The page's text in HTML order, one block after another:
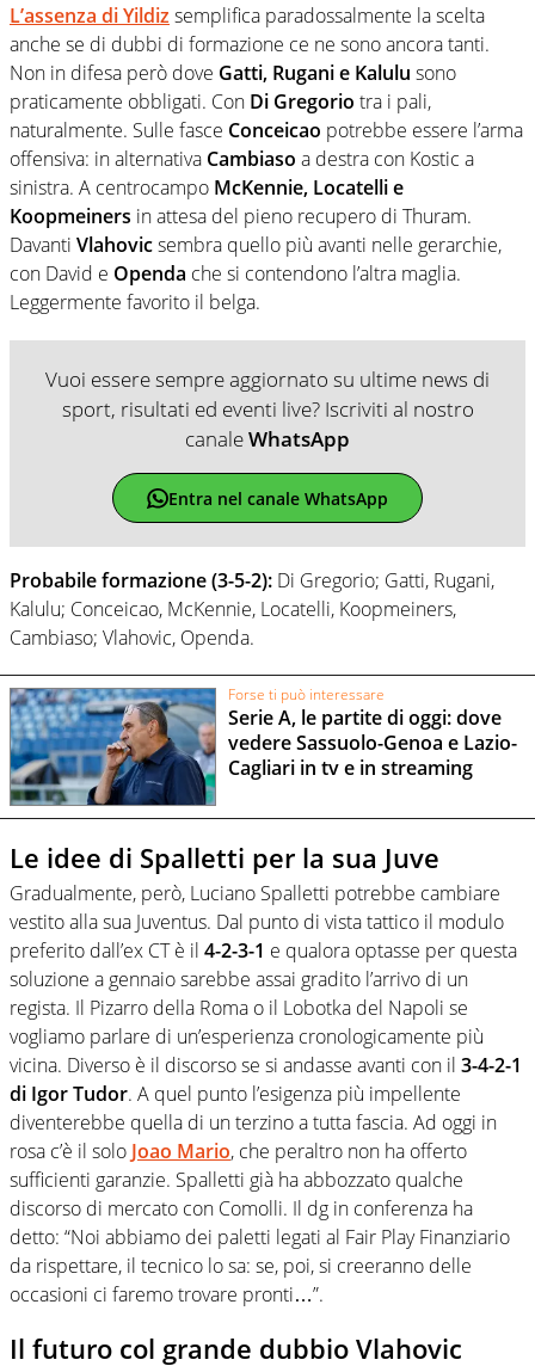
L’assenza di Yildiz semplifica paradossalmente la scelta
anche se di dubbi di formazione ce ne sono ancora tanti.
Non in difesa però dove Gatti, Rugani e Kalulu sono
praticamente obbligati. Con Di Gregorio tra i pali,
naturalmente. Sulle fasce Conceicao potrebbe essere l’arma
offensiva: in alternativa Cambiaso a destra con Kostic a
sinistra. A centrocampo McKennie, Locatelli e
Koopmeiners in attesa del pieno recupero di Thuram.
Davanti Vlahovicsembra quello più avanti nelle gerarchie,
con David e Openda che si contendono l’altra maglia.
Leggermente favorito il belga.
Vuoi essere sempre aggiornato su ultime news di
sport, risultati ed eventi live? Iscriviti al nostro
canaleWhatsApp
Entra nel canale WhatsApp
Probabile formazione (3-5-2): Di Gregorio; Gatti, Rugani,
Kalulu; Conceicao, McKennie, Locatelli, Koopmeiners,
Cambiaso; Vlahovic, Openda.
Forse ti può interessare
Serie A, le partite di oggi: dove
vedere Sassuolo-Genoa e Lazio-
Cagliari in tv e in streaming
Le idee di Spalletti per la sua Juve
Gradualmente, però, Luciano Spalletti potrebbe cambiare
vestito alla sua Juventus. Dal punto di vista tattico il modulo
preferito dall’ex CT è il 4-2-3-1 e qualora optasse per questa
soluzione a gennaio sarebbe assai gradito l’arrivo di un
regista. Il Pizarro della Roma o il Lobotka del Napoli se
vogliamo parlare di un’esperienza cronologicamente più
vicina. Diverso è il discorso se si andasse avanti con il 3-4-2-1
di Igor Tudor. A quel punto l’esigenza più impellente
diventerebbe quella di un terzino a tutta fascia. Ad oggi in
rosa c’è il solo Joao Mario, che peraltro non ha offerto
sufficienti garanzie. Spalletti già ha abbozzato qualche
discorso di mercato con Comolli. Il dg in conferenza ha
detto: “Noi abbiamo dei paletti legati al Fair Play Finanziario
da rispettare, il tecnico lo sa: se, poi, si creeranno delle
occasioni ci faremo trovare pronti…”.
Il futuro col grande dubbio Vlahovic